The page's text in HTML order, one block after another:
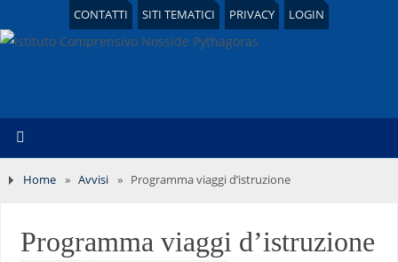
CONTATTI SITI TEMATICI PRIVACY LOGIN
Home » Avvisi » Programma viaggi d’istruzione
Programma viaggi d’istruzione